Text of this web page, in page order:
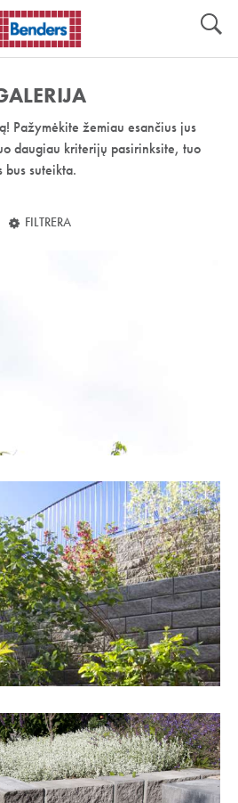
Pažymėkite žemiau esančius jus
daugiau kriterijų pasirinksite, tuo
bus suteikta.
FILTRERA